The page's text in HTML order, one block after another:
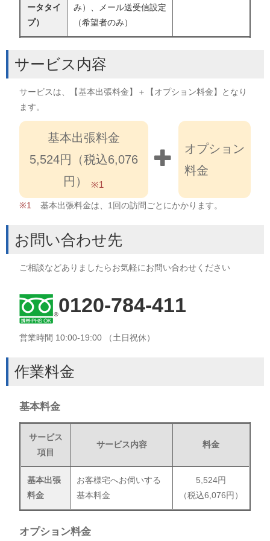
ータタイ
プ）
み）、メール送受信設定
（希望者のみ）
サービス内容
サービスは、【基本出張料金】＋【オプション料金】となり
ます。
基本出張料金
5,524円（税込6,076
円）※1
オプション
料金
基本出張料金は、1回の訪問ごとにかかります。
お問い合わせ先
ご相談などありましたらお気軽にお問い合わせください
0120-784-411
営業時間 10:00-19:00 （土日祝休）
作業料金
基本料金
サービス
項目
サービス内容 料金
基本出張
料金
お客様宅へお伺いする
基本料金
5,524円
（税込6,076円）
オプション料金